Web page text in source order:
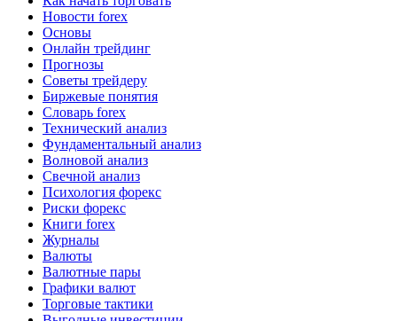
Новости forex
Основы
Онлайн трейдинг
Прогнозы
Советы трейдеру
Биржевые понятия
Словарь forex
Технический анализ
Фундаментальный анализ
Волновой анализ
Свечной анализ
Психология форекс
Риски форекс
Книги forex
Журналы
Валюты
Валютные пары
Графики валют
Торговые тактики